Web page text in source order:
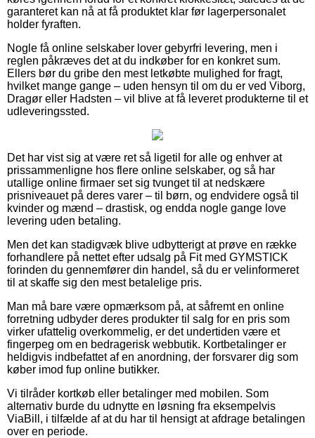
garanteret kan nå at få produktet klar før lagerpersonalet
holder fyraften.
Nogle få online selskaber lover gebyrfri levering, men i
reglen påkræves det at du indkøber for en konkret sum.
Ellers bør du gribe den mest letkøbte mulighed for fragt,
hvilket mange gange – uden hensyn til om du er ved Viborg,
Dragør eller Hadsten – vil blive at få leveret produkterne til et
udleveringssted.
Det har vist sig at være ret så ligetil for alle og enhver at
prissammenligne hos flere online selskaber, og så har
utallige online firmaer set sig tvunget til at nedskære
prisniveauet på deres varer – til børn, og endvidere også til
kvinder og mænd – drastisk, og endda nogle gange love
levering uden betaling.
Men det kan stadigvæk blive udbytterigt at prøve en række
forhandlere på nettet efter udsalg på Fit med GYMSTICK
forinden du gennemfører din handel, så du er velinformeret
til at skaffe sig den mest betalelige pris.
Man må bare være opmærksom på, at såfremt en online
forretning udbyder deres produkter til salg for en pris som
virker ufattelig overkommelig, er det undertiden være et
fingerpeg om en bedragerisk webbutik. Kortbetalinger er
heldigvis indbefattet af en anordning, der forsvarer dig som
køber imod fup online butikker.
Vi tilråder kortkøb eller betalinger med mobilen. Som
alternativ burde du udnytte en løsning fra eksempelvis
ViaBill, i tilfælde af at du har til hensigt at afdrage betalingen
over en periode.